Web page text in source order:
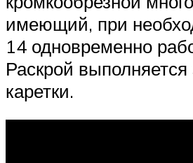
имеющий, при
14 одновременно
Раскрой
каретки.